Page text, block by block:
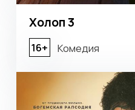
Зверолюция
Анимационное приключение
6+